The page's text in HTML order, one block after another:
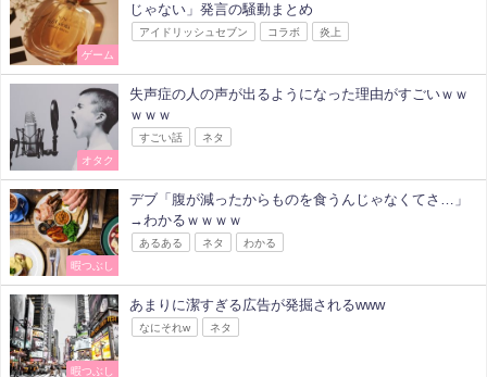
ゲーム
じゃない」発言の騒動まとめ
アイドリッシュセブン コラボ 炎上
オタク
失声症の人の声が出るようになった理由がすごいｗｗ
ｗｗｗ
すごい話 ネタ
暇つぶし
デブ「腹が減ったからものを食うんじゃなくてさ…」
→わかるｗｗｗｗ
あるある ネタ わかる
暇つぶし
あまりに潔すぎる広告が発掘されるwww
なにそれw ネタ